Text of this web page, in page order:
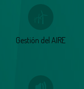
Gestión del AIRE